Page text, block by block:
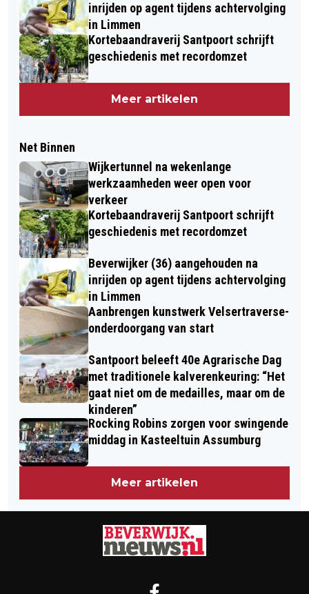
inrijden op agent tijdens achtervolging
in Limmen
Kortebaandraverij Santpoort schrijft
geschiedenis met recordomzet
Meer artikelen
Net Binnen
Wijkertunnel na wekenlange
werkzaamheden weer open voor
verkeer
Kortebaandraverij Santpoort schrijft
geschiedenis met recordomzet
Beverwijker (36) aangehouden na
inrijden op agent tijdens achtervolging
in Limmen
Aanbrengen kunstwerk Velsertraverse-
onderdoorgang van start
Santpoort beleeft 40e Agrarische Dag
met traditionele kalverenkeuring: “Het
gaat niet om de medailles, maar om de
kinderen”
Rocking Robins zorgen voor swingende
middag in Kasteeltuin Assumburg
Meer artikelen